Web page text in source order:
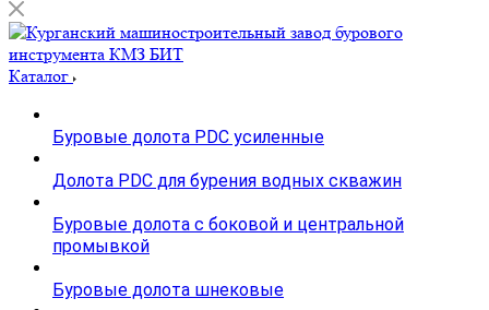
Каталог
Буровые долота PDC усиленные
Долота PDC для бурения водных скважин
Буровые долота с бoковой и центральной
промывкой
Буровые долота шнековые